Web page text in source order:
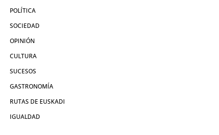
POLÍTICA
SOCIEDAD
OPINIÓN
CULTURA
SUCESOS
GASTRONOMÍA
RUTAS DE EUSKADI
IGUALDAD